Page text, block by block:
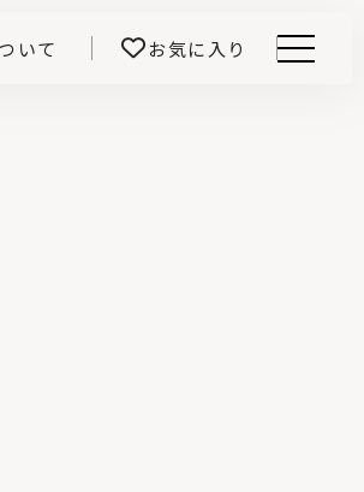
いて お気に入り